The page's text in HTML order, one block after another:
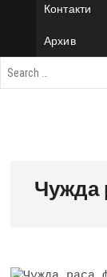
Контакти
Архив
Чужда